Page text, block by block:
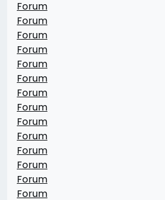
Forum
Forum
Forum
Forum
Forum
Forum
Forum
Forum
Forum
Forum
Forum
Forum
Forum
Forum